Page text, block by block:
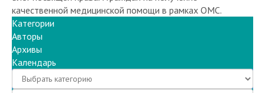
Категории
Авторы
Архивы
Календарь